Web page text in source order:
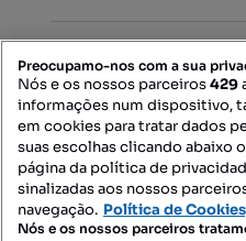
Mapa do Site
Contacte-nos
Preocupamo-nos com a sua
Nós e os nossos parceiros429
informações num dispositivo,
em cookies para tratar dados
suas escolhas clicando abaixo
página da política de
sinalizadas aos nossos
navegação. Política de
Nós e os nossos parceiros